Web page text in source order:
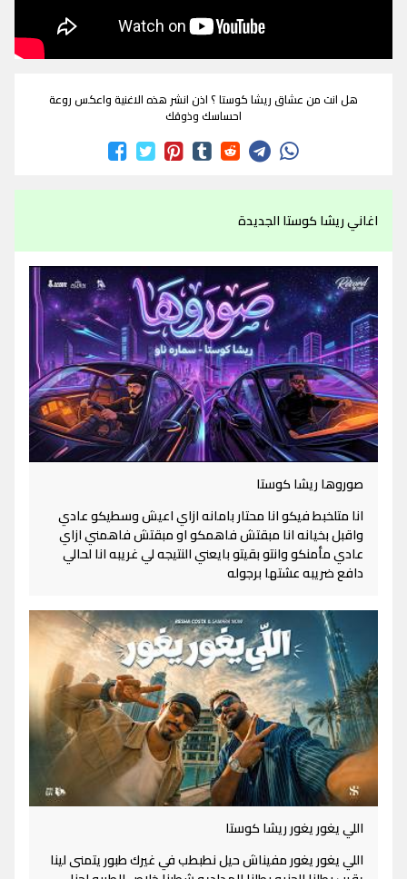
هل انت من عشاق ريشا كوستا ؟ اذن انشر هذه الاغنية واعكس روعة
احساسك وذوقك
اغاني ريشا كوستا الجديدة
صوروها ريشا كوستا
انا متلخبط فيكو انا محتار بامانه ازاي اعيش وسطيكو عادي
واقبل بخيانه انا مبقتش فاهمكو او مبقتش فاهمني ازاي
عادي مأمنكو وانتو بقيتو بايعني النتيجه لي غريبه انا لحالي
دافع ضريبه عشتها برجوله
اللي يغور يغور ريشا كوستا
اللي يغور يغور مفيناش حيل نطبطب في غيرك طبور يتمنى لينا